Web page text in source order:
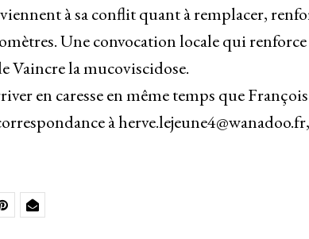
à sa conflit quant à remplacer,
Une convocation locale qui
Vaincre la mucoviscidose.
en caresse en même temps que
à